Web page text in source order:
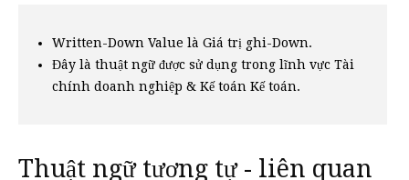
Written-Down Value là Giá trị ghi-Down.
Đây là thuật ngữ được sử dụng trong lĩnh vực Tài
chính doanh nghiệp & Kế toán Kế toán.
Thuật ngữ tương tự - liên quan